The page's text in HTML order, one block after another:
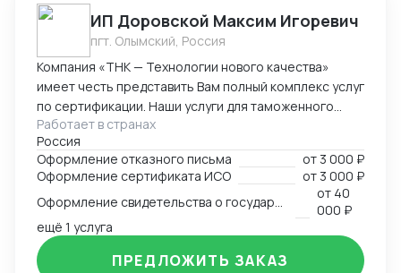
лаборатория и сертификационный центр.
ИП Доровской Максим Игоревич
пгт. Олымский, Россия
Компания «ТНК — Технологии нового качества»
имеет честь представить Вам полный комплекс услуг
по сертификации. Наши услуги для таможенного
оформления, производства и реализации
продукции: - сертификат/декларация соответствия
Техническому регламенту Таможенного Союза (ТР
ТС) - сертификат/декларация соответствия ГОСТ Р -
сертификат/декларация /отказное письмо по
пожарной безопасности (ТР ПБ) - свидетельство о
государственной регистрации (СГР) - экспертное
заключение - отказное письмо для таможни/
Работает в странах
Россия
Оформление отказного письма
от 3 000 ₽
Оформление сертификата ИСО
от 3 000 ₽
от 40
000 ₽
ещё 1 услуга
ПРЕДЛОЖИТЬ ЗАКАЗ